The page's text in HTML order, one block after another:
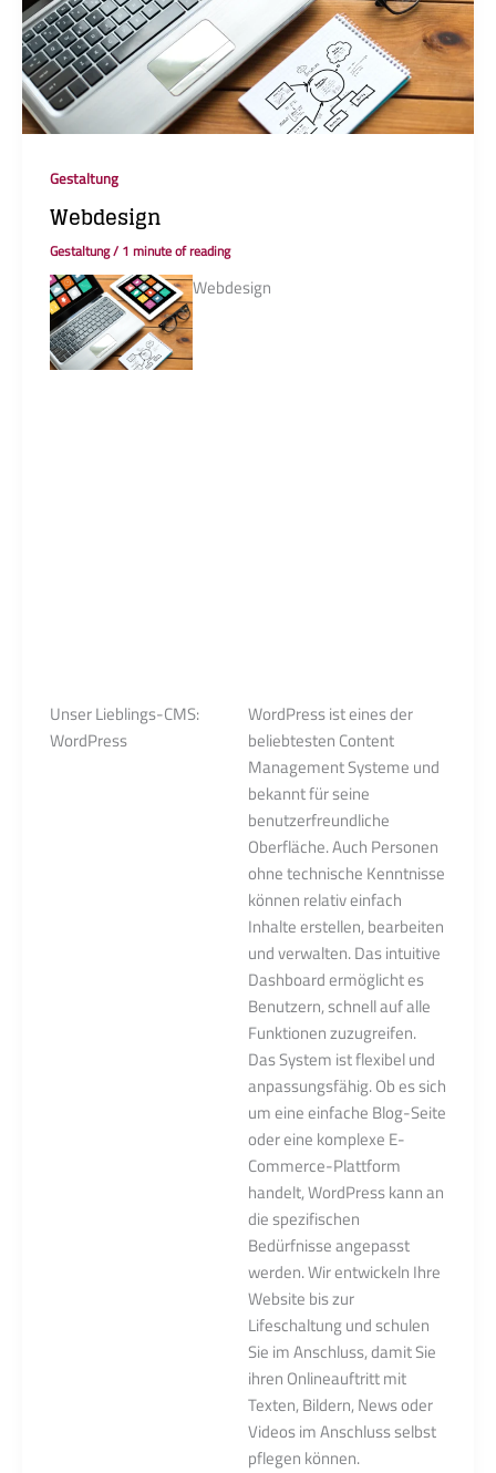
Gestaltung
Webdesign
Gestaltung/ 1 minute of reading
Webdesign
Unser Lieblings-CMS:
WordPress
WordPress ist eines der
beliebtesten Content
Management Systeme und
bekannt für seine
benutzerfreundliche
Oberfläche. Auch Personen
ohne technische Kenntnisse
können relativ einfach
Inhalte erstellen, bearbeiten
und verwalten. Das intuitive
Dashboard ermöglicht es
Benutzern, schnell auf alle
Funktionen zuzugreifen.
Das System ist flexibel und
anpassungsfähig. Ob es sich
um eine einfache Blog-Seite
oder eine komplexe E-
Commerce-Plattform
handelt, WordPress kann an
die spezifischen
Bedürfnisse angepasst
werden. Wir entwickeln Ihre
Website bis zur
Lifeschaltung und schulen
Sie im Anschluss, damit Sie
ihren Onlineauftritt mit
Texten, Bildern, News oder
Videos im Anschluss selbst
pflegen können.